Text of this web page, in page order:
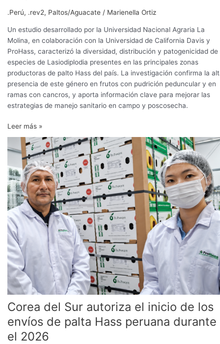
.Perú, .rev2, Paltos/Aguacate / Marienella Ortiz
Un estudio desarrollado por la Universidad Nacional Agraria La
Molina, en colaboración con la Universidad de California Davis y
ProHass, caracterizó la diversidad, distribución y patogenicidad de
especies de Lasiodiplodia presentes en las principales zonas
productoras de palto Hass del país. La investigación confirma la
presencia de este género en frutos con pudrición peduncular y en
ramas con cancros, y aporta información clave para mejorar las
estrategias de manejo sanitario en campo y poscosecha.
Leer más »
Corea del Sur autoriza el inicio de los
envíos de palta Hass peruana durante
el 2026
Corea
del
autoriza
el
inicio
de
los
envíos
de
palta
Hass
peruana
durante
el
2026